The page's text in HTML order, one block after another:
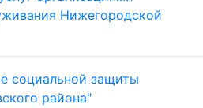
Нижегородской
социальной защиты
района"